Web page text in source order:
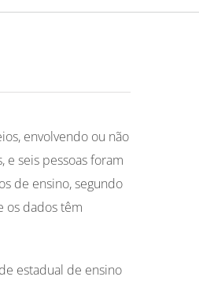
envolvendo ou não
e seis pessoas foram
de ensino, segundo
os dados têm
estadual de ensino